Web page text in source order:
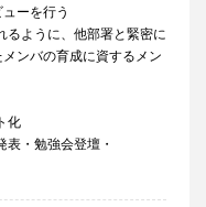
ーを行う
ように、他部署と緊密に
ンバの育成に資するメン
化
・勉強会登壇・